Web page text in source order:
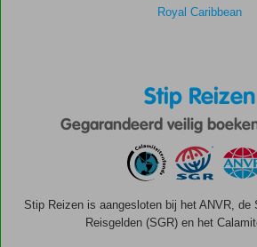
Royal Caribbean
Stip Reizen
Gegarandeerd veilig
Stip Reizen is aangesloten bij het ANVR, de
Reisgelden (SGR) en het